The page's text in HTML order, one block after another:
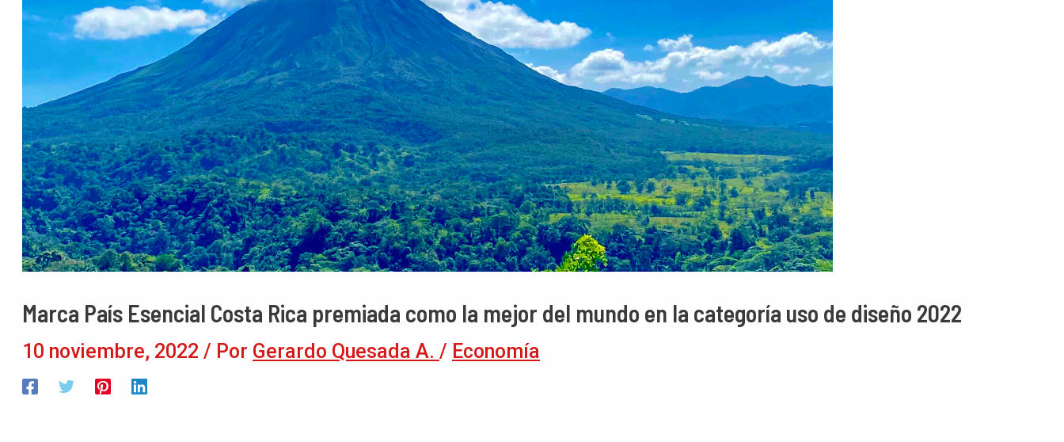
Marca País Esencial Costa Rica premiada como la mejor del mundo en la categoría uso de diseño 2022
10 noviembre, 2022 / Por Gerardo Quesada A. / Economía